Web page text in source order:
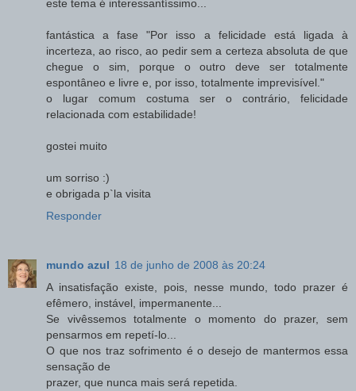
este tema é interessantíssimo...
fantástica a fase "Por isso a felicidade está ligada à
incerteza, ao risco, ao pedir sem a certeza absoluta de que
chegue o sim, porque o outro deve ser totalmente
espontâneo e livre e, por isso, totalmente imprevisível."
o lugar comum costuma ser o contrário, felicidade
relacionada com estabilidade!
gostei muito
um sorriso :)
e obrigada p`la visita
Responder
mundo azul 18 de junho de 2008 às 20:24
A insatisfação existe, pois, nesse mundo, todo prazer é
efêmero, instável, impermanente...
Se vivêssemos totalmente o momento do prazer, sem
pensarmos em repetí-lo...
O que nos traz sofrimento é o desejo de mantermos essa
sensação de
prazer, que nunca mais será repetida.